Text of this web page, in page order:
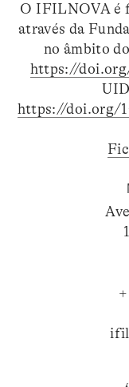
O IFILNOVA é
através da
no âmbito
https://
https://doi.org/